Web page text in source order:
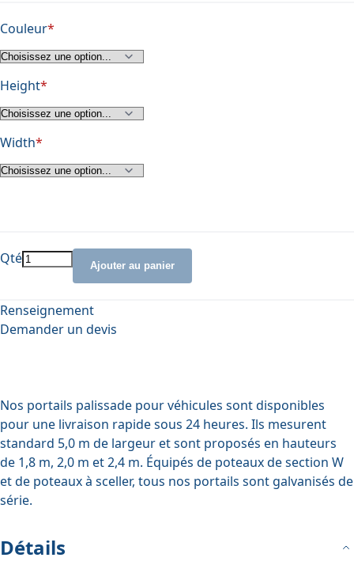
Couleur
Height
Width
Qté Ajouter au panier
Renseignement
Demander un devis
Nos portails palissade pour véhicules sont disponibles
pour une livraison rapide sous 24 heures. Ils mesurent
standard 5,0 m de largeur et sont proposés en hauteurs
de 1,8 m, 2,0 m et 2,4 m. Équipés de poteaux de section W
et de poteaux à sceller, tous nos portails sont galvanisés de
série.
Détails